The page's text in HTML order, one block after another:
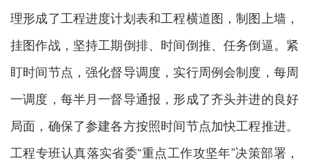
理形成了工程进度计划表和工程横道图，制图上墙，
挂图作战，坚持工期倒排、时间倒推、任务倒逼。紧
盯时间节点，强化督导调度，实行周例会制度，每周
一调度，每半月一督导通报，形成了齐头并进的良好
局面，确保了参建各方按照时间节点加快工程推进。
工程专班认真落实省委“重点工作攻坚年”决策部署，